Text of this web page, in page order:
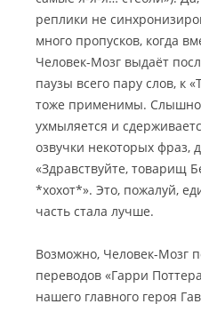
реплики не
много пропусков, когда
Человек-Мозг выдаёт
паузы всего пару слов, к
тоже применимы.
ухмыляется и
озвучки некоторых фраз,
«Здравствуйте, товарищ
*хохот*». Это, пожалуй,
часть стала лучше.
Возможно, Человек-Мозг
переводов «Гарри
нашего главного героя